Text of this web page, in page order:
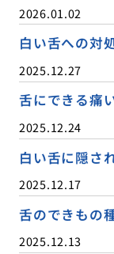
2026.01.02
白い舌への対
2025.12.27
舌にできる痛
2025.12.24
白い舌に隠さ
2025.12.17
舌のできもの
2025.12.13